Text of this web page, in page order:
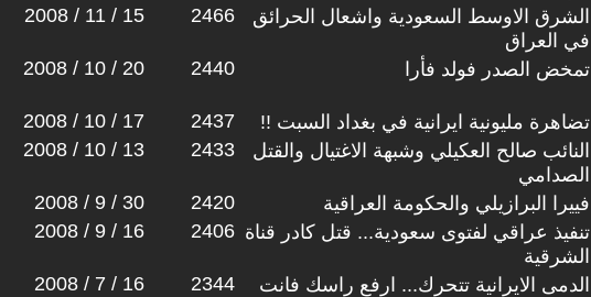
2008 / 11 / 15 2466
الشرق الاوسط السعودية واشعال الحرائق
في العراق
2008 / 10 / 20 2440 تمخض الصدر فولد فأرا
2008 / 10 / 17 2437 تضاهرة مليونية ايرانية في بغداد السبت !!
2008 / 10 / 13 2433
النائب صالح العكيلي وشبهة الاغتيال والقتل
الصدامي
2008 / 9 / 30 2420 فييرا البرازيلي والحكومة العراقية
2008 / 9 / 16 2406 تنفيذ عراقي لفتوى سعودية... قتل كادر قناة
الشرقية
2008 / 7 / 16 2344
الدمى الايرانية تتحرك... ارفع راسك فانت